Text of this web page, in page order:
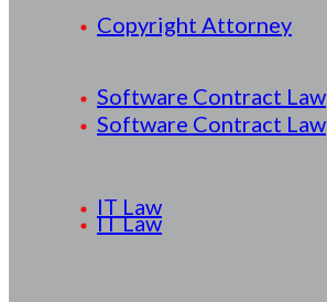
Software Contract Law
IT Law
Copyright Attorney
Software Contract Law
IT Law